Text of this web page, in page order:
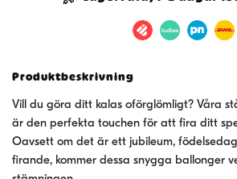
Vibe
9"
mängd
Produktbeskrivning
Vill du göra ditt kalas oförglömligt? Våra
är den perfekta touchen för att fira ditt
Oavsett om det är ett jubileum,
firande, kommer dessa snygga ballonger